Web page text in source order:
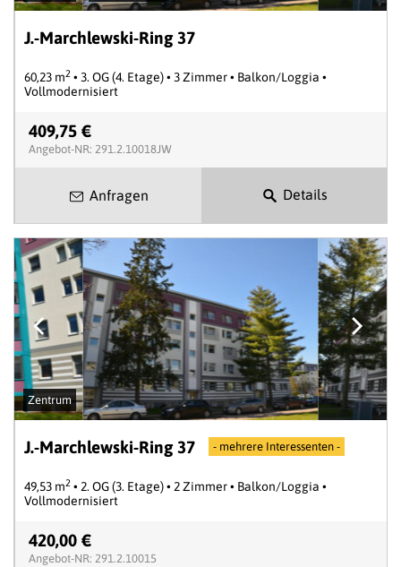
J.-Marchlewski-Ring 37
60,23 m2 • 3. OG (4. Etage) • 3 Zimmer • Balkon/Loggia •
Vollmodernisiert
409,75 €
Angebot-NR: 291.2.10018JW
Anfragen Details
Zentrum
J.-Marchlewski-Ring 37 - mehrere Interessenten -
49,53 m2 • 2. OG (3. Etage) • 2 Zimmer • Balkon/Loggia •
Vollmodernisiert
420,00 €
Angebot-NR: 291.2.10015